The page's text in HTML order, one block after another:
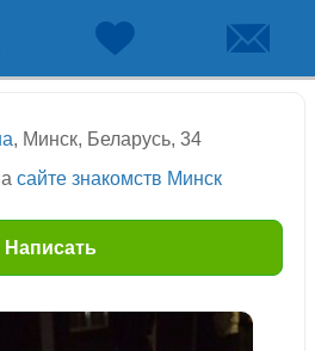
, Минск, Беларусь, 34
сайте знакомств Минск
Написать